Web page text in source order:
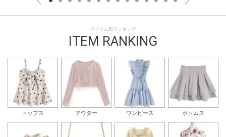
アイテム別ランキング
ITEM RANKING
トップス アウター ワンピース ボトムス